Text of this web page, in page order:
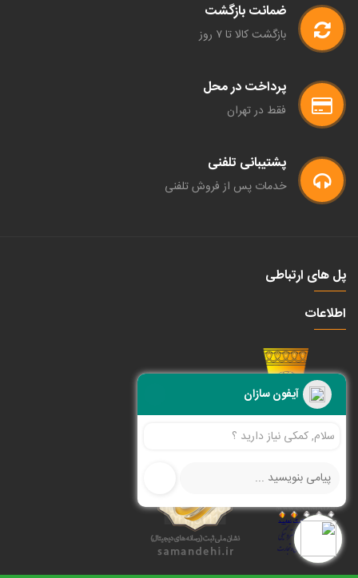
ضمانت بازگشت
بازگشت کالا تا ۷ روز
پرداخت در محل
فقط در تهران
پشتیبانی تلفنی
خدمات پس از فروش تلفنی
پل های ارتباطی
اطلاعات
آیفون سازان
سلام, کمکی نیاز دارید ؟